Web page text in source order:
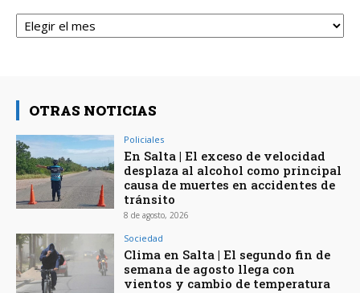
Archivos
OTRAS NOTICIAS
Policiales
En Salta | El exceso de velocidad
desplaza al alcohol como principal
causa de muertes en accidentes de
tránsito
8 de agosto, 2026
Sociedad
Clima en Salta | El segundo fin de
semana de agosto llega con
vientos y cambio de temperatura